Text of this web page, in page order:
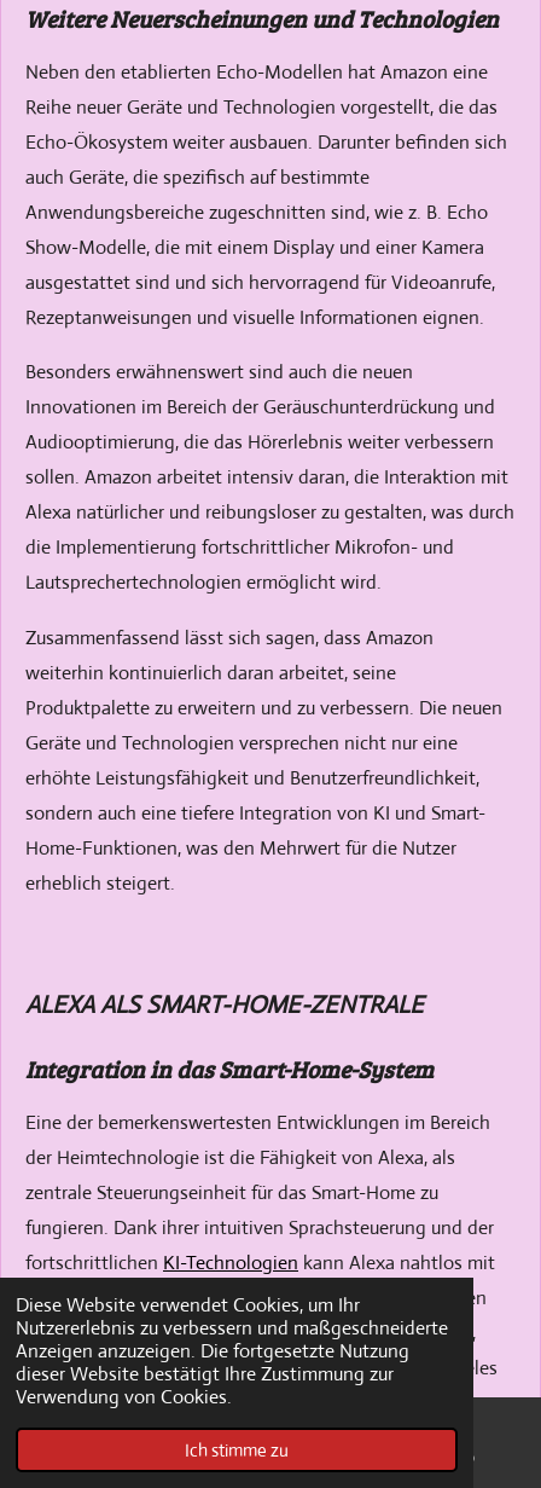
Diese Website verwendet Cookies, um Ihr
Nutzererlebnis zu verbessern und maßgeschneiderte
Anzeigen anzuzeigen. Die fortgesetzte Nutzung
dieser Website bestätigt Ihre Zustimmung zur
Verwendung von Cookies.
Ich stimme zu
Weitere Neuerscheinungen und Technologien
Neben den etablierten Echo-Modellen hat Amazon eine
Reihe neuer Geräte und Technologien vorgestellt, die das
Echo-Ökosystem weiter ausbauen. Darunter befinden sich
auch Geräte, die spezifisch auf bestimmte
Anwendungsbereiche zugeschnitten sind, wie z. B. Echo
Show-Modelle, die mit einem Display und einer Kamera
ausgestattet sind und sich hervorragend für Videoanrufe,
Rezeptanweisungen und visuelle Informationen eignen.
Besonders erwähnenswert sind auch die neuen
Innovationen im Bereich der Geräuschunterdrückung und
Audiooptimierung, die das Hörerlebnis weiter verbessern
sollen. Amazon arbeitet intensiv daran, die Interaktion mit
Alexa natürlicher und reibungsloser zu gestalten, was durch
die Implementierung fortschrittlicher Mikrofon- und
Lautsprechertechnologien ermöglicht wird.
Zusammenfassend lässt sich sagen, dass Amazon
weiterhin kontinuierlich daran arbeitet, seine
Produktpalette zu erweitern und zu verbessern. Die neuen
Geräte und Technologien versprechen nicht nur eine
erhöhte Leistungsfähigkeit und Benutzerfreundlichkeit,
sondern auch eine tiefere Integration von KI und Smart-
Home-Funktionen, was den Mehrwert für die Nutzer
erheblich steigert.
ALEXA ALS SMART-HOME-ZENTRALE
Integration in das Smart-Home-System
Eine der bemerkenswertesten Entwicklungen im Bereich
der Heimtechnologie ist die Fähigkeit von Alexa, als
zentrale Steuerungseinheit für das Smart-Home zu
fungieren. Dank ihrer intuitiven Sprachsteuerung und der
fortschrittlichen KI-Technologien kann Alexa nahtlos mit
einer Vielzahl von Smart-Home-Geräten kommunizieren
und diese steuern. Dies umfasst Beleuchtungssysteme,
Thermostate, Sicherheitskameras, Türschlösser und vieles
mehr.
Die Integration in das Smart-Home-System erfordert oft
Pinterest WhatsApp